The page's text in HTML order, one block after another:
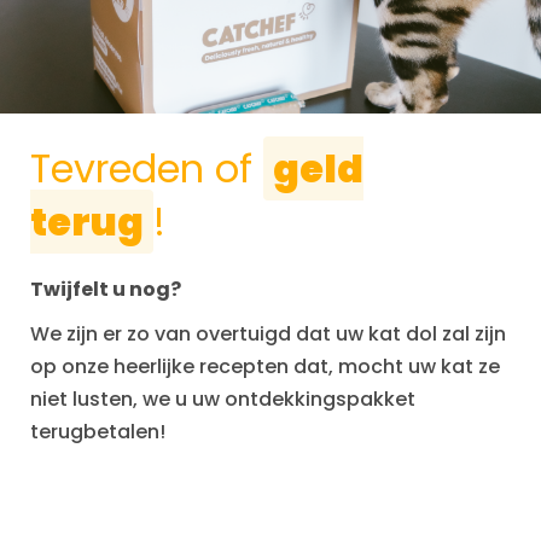
Tevreden of geld
terug !
Twijfelt u nog?
We zijn er zo van overtuigd dat uw kat dol zal zijn
op onze heerlijke recepten dat, mocht uw kat ze
niet lusten, we u uw ontdekkingspakket
terugbetalen!